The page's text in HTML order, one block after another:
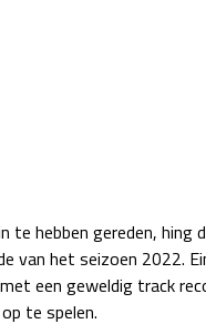
hebben gereden, hing
van het seizoen 2022.
een geweldig track
te spelen.